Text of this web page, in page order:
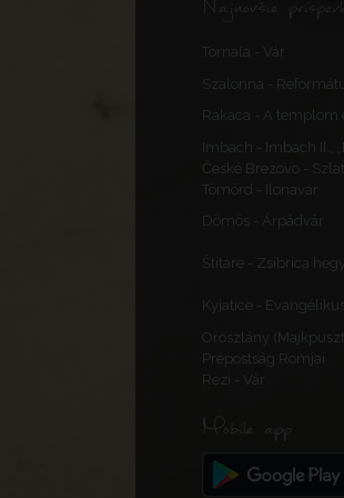
Najnovšie
Tornaľa - Vár
Szalonna -
Rakaca - A templom
Imbach - Imbach II.,
České Brezovo -
Tömörd - Ilonavár
Dömös - Árpádvár
Štitáre - Zsibrica hegy
Kyjatice -
Oroszlány
Prépostság Romjai
Rezi - Vár
Mobile app